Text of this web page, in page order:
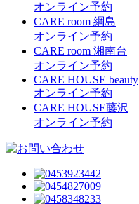
オンライン予約
CARE room 綱島
オンライン予約
CARE room 湘南台
オンライン予約
CARE HOUSE beauty
オンライン予約
CARE HOUSE藤沢
オンライン予約